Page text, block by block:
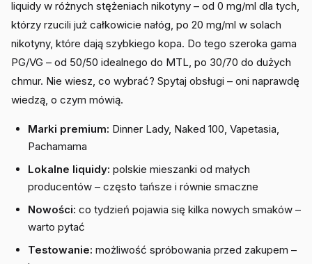
liquidy w różnych stężeniach nikotyny – od 0 mg/ml dla tych,
którzy rzucili już całkowicie nałóg, po 20 mg/ml w solach
nikotyny, które dają szybkiego kopa. Do tego szeroka gama
PG/VG – od 50/50 idealnego do MTL, po 30/70 do dużych
chmur. Nie wiesz, co wybrać? Spytaj obsługi – oni naprawdę
wiedzą, o czym mówią.
Marki premium: Dinner Lady, Naked 100, Vapetasia,
Pachamama
Lokalne liquidy: polskie mieszanki od małych
producentów – często tańsze i równie smaczne
Nowości: co tydzień pojawia się kilka nowych smaków –
warto pytać
Testowanie: możliwość spróbowania przed zakupem –